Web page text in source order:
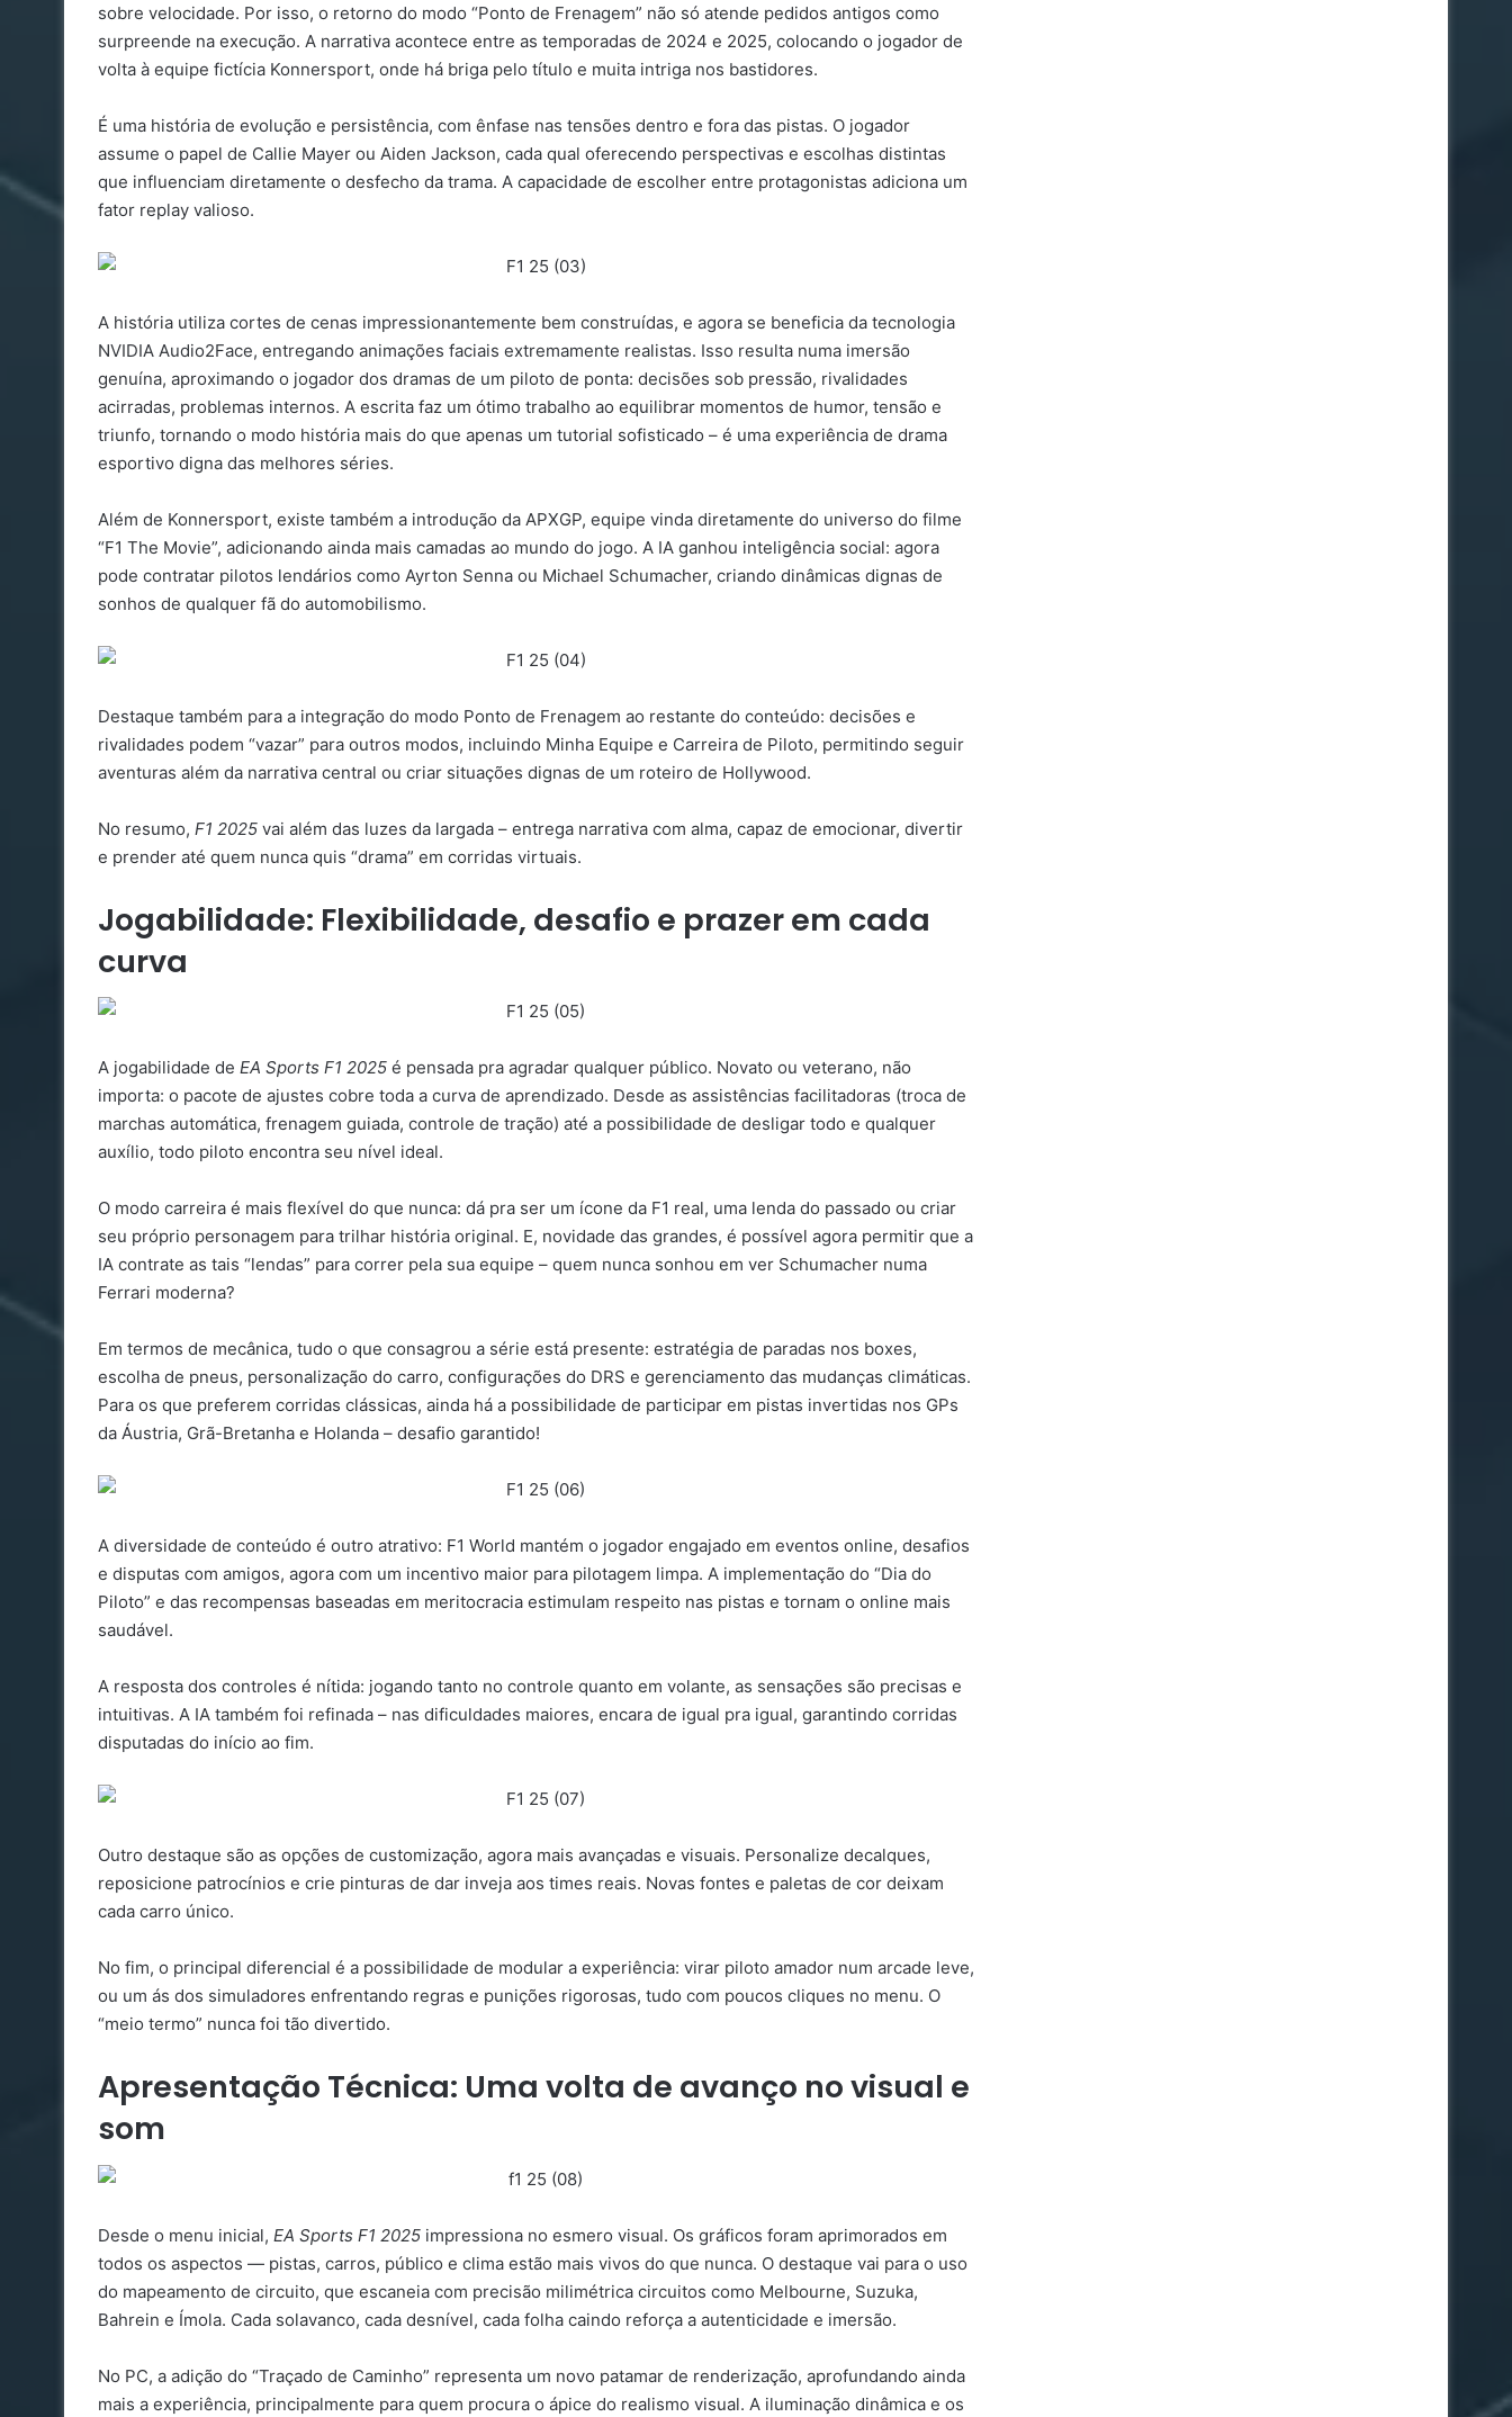
sobre velocidade. Por isso, o retorno do modo “Ponto de Frenagem” não só atende pedidos antigos como
surpreende na execução. A narrativa acontece entre as temporadas de 2024 e 2025, colocando o jogador de
volta à equipe fictícia Konnersport, onde há briga pelo título e muita intriga nos bastidores.
É uma história de evolução e persistência, com ênfase nas tensões dentro e fora das pistas. O jogador
assume o papel de Callie Mayer ou Aiden Jackson, cada qual oferecendo perspectivas e escolhas distintas
que influenciam diretamente o desfecho da trama. A capacidade de escolher entre protagonistas adiciona um
fator replay valioso.
A história utiliza cortes de cenas impressionantemente bem construídas, e agora se beneficia da tecnologia
NVIDIA Audio2Face, entregando animações faciais extremamente realistas. Isso resulta numa imersão
genuína, aproximando o jogador dos dramas de um piloto de ponta: decisões sob pressão, rivalidades
acirradas, problemas internos. A escrita faz um ótimo trabalho ao equilibrar momentos de humor, tensão e
triunfo, tornando o modo história mais do que apenas um tutorial sofisticado – é uma experiência de drama
esportivo digna das melhores séries.
Além de Konnersport, existe também a introdução da APXGP, equipe vinda diretamente do universo do filme
“F1 The Movie”, adicionando ainda mais camadas ao mundo do jogo. A IA ganhou inteligência social: agora
pode contratar pilotos lendários como Ayrton Senna ou Michael Schumacher, criando dinâmicas dignas de
sonhos de qualquer fã do automobilismo.
Destaque também para a integração do modo Ponto de Frenagem ao restante do conteúdo: decisões e
rivalidades podem “vazar” para outros modos, incluindo Minha Equipe e Carreira de Piloto, permitindo seguir
aventuras além da narrativa central ou criar situações dignas de um roteiro de Hollywood.
No resumo, F1 2025 vai além das luzes da largada – entrega narrativa com alma, capaz de emocionar, divertir
e prender até quem nunca quis “drama” em corridas virtuais.
Jogabilidade: Flexibilidade, desafio e prazer em cada
curva
A jogabilidade de EA Sports F1 2025 é pensada pra agradar qualquer público. Novato ou veterano, não
importa: o pacote de ajustes cobre toda a curva de aprendizado. Desde as assistências facilitadoras (troca de
marchas automática, frenagem guiada, controle de tração) até a possibilidade de desligar todo e qualquer
auxílio, todo piloto encontra seu nível ideal.
O modo carreira é mais flexível do que nunca: dá pra ser um ícone da F1 real, uma lenda do passado ou criar
seu próprio personagem para trilhar história original. E, novidade das grandes, é possível agora permitir que a
IA contrate as tais “lendas” para correr pela sua equipe – quem nunca sonhou em ver Schumacher numa
Ferrari moderna?
Em termos de mecânica, tudo o que consagrou a série está presente: estratégia de paradas nos boxes,
escolha de pneus, personalização do carro, configurações do DRS e gerenciamento das mudanças climáticas.
Para os que preferem corridas clássicas, ainda há a possibilidade de participar em pistas invertidas nos GPs
da Áustria, Grã-Bretanha e Holanda – desafio garantido!
A diversidade de conteúdo é outro atrativo: F1 World mantém o jogador engajado em eventos online, desafios
e disputas com amigos, agora com um incentivo maior para pilotagem limpa. A implementação do “Dia do
Piloto” e das recompensas baseadas em meritocracia estimulam respeito nas pistas e tornam o online mais
saudável.
A resposta dos controles é nítida: jogando tanto no controle quanto em volante, as sensações são precisas e
intuitivas. A IA também foi refinada – nas dificuldades maiores, encara de igual pra igual, garantindo corridas
disputadas do início ao fim.
Outro destaque são as opções de customização, agora mais avançadas e visuais. Personalize decalques,
reposicione patrocínios e crie pinturas de dar inveja aos times reais. Novas fontes e paletas de cor deixam
cada carro único.
No fim, o principal diferencial é a possibilidade de modular a experiência: virar piloto amador num arcade leve,
ou um ás dos simuladores enfrentando regras e punições rigorosas, tudo com poucos cliques no menu. O
“meio termo” nunca foi tão divertido.
Apresentação Técnica: Uma volta de avanço no visual e
som
Desde o menu inicial, EA Sports F1 2025 impressiona no esmero visual. Os gráficos foram aprimorados em
todos os aspectos — pistas, carros, público e clima estão mais vivos do que nunca. O destaque vai para o uso
do mapeamento de circuito, que escaneia com precisão milimétrica circuitos como Melbourne, Suzuka,
Bahrein e Ímola. Cada solavanco, cada desnível, cada folha caindo reforça a autenticidade e imersão.
No PC, a adição do “Traçado de Caminho” representa um novo patamar de renderização, aprofundando ainda
mais a experiência, principalmente para quem procura o ápice do realismo visual. A iluminação dinâmica e os